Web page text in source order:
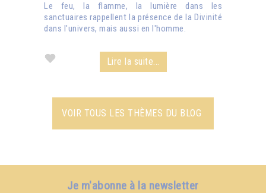
Le feu, la flamme, la lumière dans les
sanctuaires rappellent la présence de la Divinité
dans l'univers, mais aussi en l'homme.
Lire la suite...
VOIR TOUS LES THÈMES DU BLOG
Je m'abonne à la newsletter